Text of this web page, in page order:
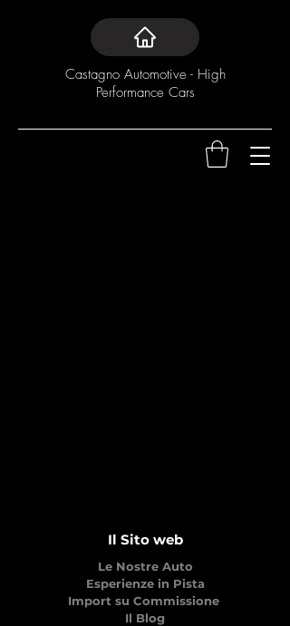
Castagno Automotive - High
Performance Cars
Il Sito web
Le Nostre Auto
Esperienze in Pista
Import su Commissione
Il Blog